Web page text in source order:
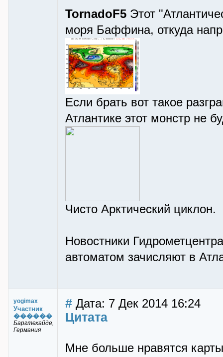
TornadoF5 Этот
моря Баффина, откуда
Если брать вот такое
Атлантике этот монстр не
Чисто Арктический циклон.
Новостники
автоматом зачисляют в
yogimax
Участник
������
Баргтехайде,
Германия
# Дата: 7 Дек 2014 16:24
Цитата
Мне больше нравятся